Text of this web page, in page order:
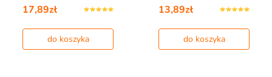
17,89zł
do koszyka
13,89zł
do koszyka